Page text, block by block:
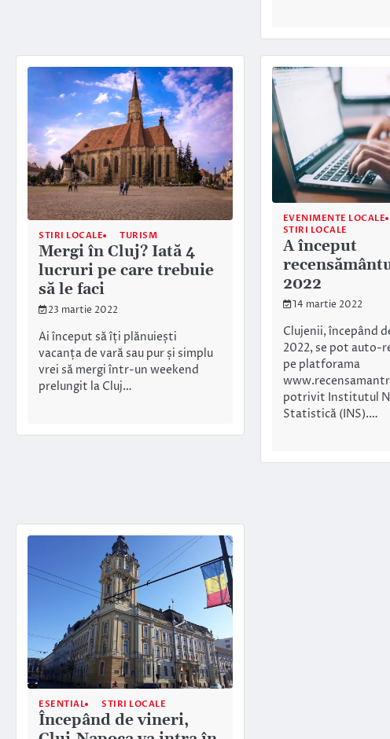
STIRI LOCALE TURISM
Mergi în Cluj? Iată 4
lucruri pe care trebuie
să le faci
23 martie 2022
Ai început să îți plănuiești
vacanța de vară sau pur și simplu
vrei să mergi într-un weekend
prelungit la Cluj…
EVENIMENTE LOCALE
STIRI LOCALE
A început
2022
14 martie 2022
Clujenii, începând
2022, se pot auto-
pe platforama
potrivit Institutul
Statistică (INS).…
ESENTIAL STIRI LOCALE
Începând de vineri,